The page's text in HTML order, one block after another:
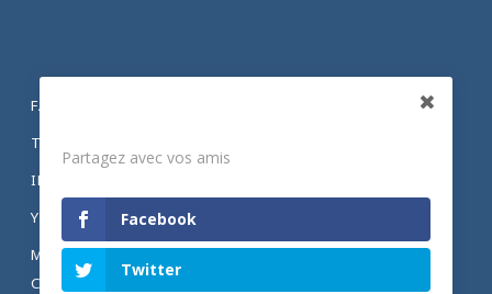
FACEBOOK
TWITTER
INSTAGRAM
YOUTUBE
MENTIONS LÉGALES ET POLITIQUE DE
CONFIDENTIALITÉ
Partagez avec vos amis
Facebook
Twitter